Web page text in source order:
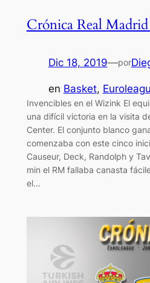
Crónica Real
Dic 18, 2019—por
en Basket,
Invencibles en el Wizink El
una difícil victoria en la visita
Center. El conjunto blanco
comenzaba con este cinco
Causeur, Deck, Randolph y
min el RM fallaba canasta
el…